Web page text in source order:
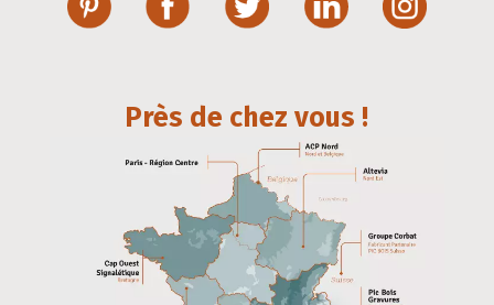
Près de chez vous !